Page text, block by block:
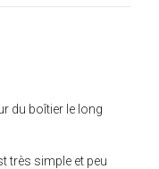
du boîtier le long
très simple et peu